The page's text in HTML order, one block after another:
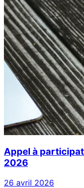
Appel à
2026
26 avril 2026